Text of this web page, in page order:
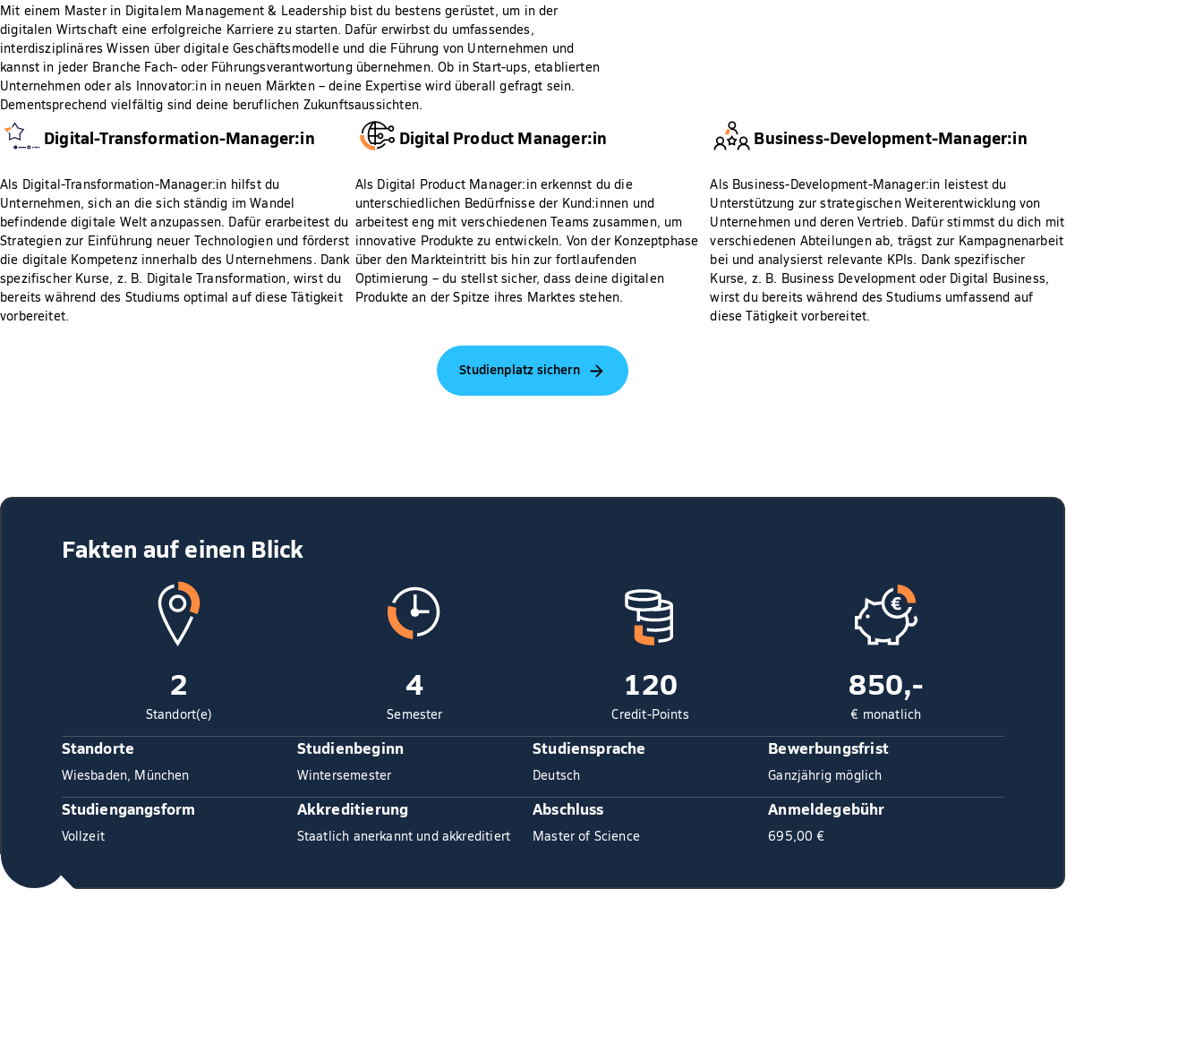
Mit einem Master in Digitalem Management & Leadership bist du bestens gerüstet, um in der
digitalen Wirtschaft eine erfolgreiche Karriere zu starten. Dafür erwirbst du umfassendes,
interdisziplinäres Wissen über digitale Geschäftsmodelle und die Führung von Unternehmen und
kannst in jeder Branche Fach- oder Führungsverantwortung übernehmen. Ob in Start-ups, etablierten
Unternehmen oder als Innovator:in in neuen Märkten – deine Expertise wird überall gefragt sein.
Dementsprechend vielfältig sind deine beruflichen Zukunftsaussichten.
Digital-Transformation-Manager:in
Als Digital-Transformation-Manager:in hilfst du
Unternehmen, sich an die sich ständig im Wandel
befindende digitale Welt anzupassen. Dafür erarbeitest du
Strategien zur Einführung neuer Technologien und förderst
die digitale Kompetenz innerhalb des Unternehmens. Dank
spezifischer Kurse, z. B. Digitale Transformation, wirst du
bereits während des Studiums optimal auf diese Tätigkeit
vorbereitet.
Digital Product Manager:in
Als Digital Product Manager:in erkennst du die
unterschiedlichen Bedürfnisse der Kund:innen und
arbeitest eng mit verschiedenen Teams zusammen, um
innovative Produkte zu entwickeln. Von der Konzeptphase
über den Markteintritt bis hin zur fortlaufenden
Optimierung – du stellst sicher, dass deine digitalen
Produkte an der Spitze ihres Marktes stehen.
Business-Development-Manager:in
Als Business-Development-Manager:in leistest du
Unterstützung zur strategischen Weiterentwicklung von
Unternehmen und deren Vertrieb. Dafür stimmst du dich mit
verschiedenen Abteilungen ab, trägst zur Kampagnenarbeit
bei und analysierst relevante KPIs. Dank spezifischer
Kurse, z. B. Business Development oder Digital Business,
wirst du bereits während des Studiums umfassend auf
diese Tätigkeit vorbereitet.
Studienplatz sichern
Fakten auf einen Blick
2
Standort(e)
4
Semester
120
Credit-Points
850,-
€ monatlich
Standorte
Wiesbaden, München
Studienbeginn
Wintersemester
Studiensprache
Deutsch
Bewerbungsfrist
Ganzjährig möglich
Studiengangsform
Vollzeit
Akkreditierung
Staatlich anerkannt und akkreditiert
Abschluss
Master of Science
Anmeldegebühr
695,00 €